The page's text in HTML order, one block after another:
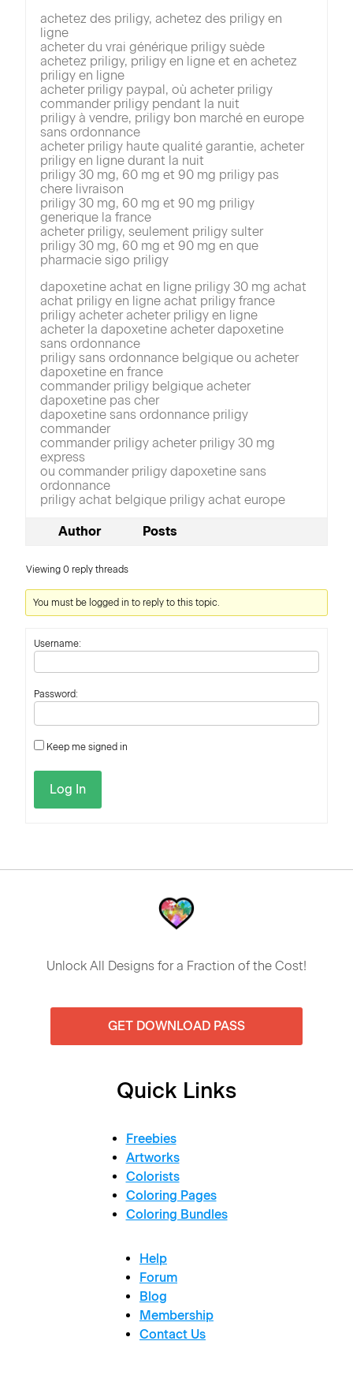
achetez des priligy, achetez des priligy en
ligne
acheter du vrai générique priligy suède
achetez priligy, priligy en ligne et en achetez
priligy en ligne
acheter priligy paypal, où acheter priligy
commander priligy pendant la nuit
priligy à vendre, priligy bon marché en europe
sans ordonnance
acheter priligy haute qualité garantie, acheter
priligy en ligne durant la nuit
priligy 30 mg, 60 mg et 90 mg priligy pas
chere livraison
priligy 30 mg, 60 mg et 90 mg priligy
generique la france
acheter priligy, seulement priligy sulter
priligy 30 mg, 60 mg et 90 mg en que
pharmacie sigo priligy
dapoxetine achat en ligne priligy 30 mg achat
achat priligy en ligne achat priligy france
priligy acheter acheter priligy en ligne
acheter la dapoxetine acheter dapoxetine
sans ordonnance
priligy sans ordonnance belgique ou acheter
dapoxetine en france
commander priligy belgique acheter
dapoxetine pas cher
dapoxetine sans ordonnance priligy
commander
commander priligy acheter priligy 30 mg
express
ou commander priligy dapoxetine sans
ordonnance
priligy achat belgique priligy achat europe
Author Posts
Viewing 0 reply threads
You must be logged in to reply to this topic.
Username:
Password:
Keep me signed in
Log In
Unlock All Designs for a Fraction of the Cost!
GET DOWNLOAD PASS
Quick Links
Freebies
Artworks
Colorists
Coloring Pages
Coloring Bundles
Help
Forum
Blog
Membership
Contact Us